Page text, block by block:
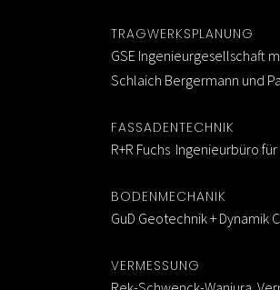
TRAGWERKSPLANUNG
GSE Ingenieurgesellschaft
Schlaich Bergermann und
FASSADENTECHNIK
R+R Fuchs Ingenieurbüro
BODENMECHANIK
GuD Geotechnik + Dynamik
VERMESSUNG